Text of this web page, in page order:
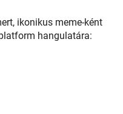
ikonikus meme-ként
hangulatára: